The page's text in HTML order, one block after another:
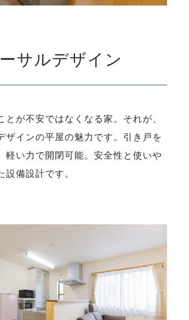
サルデザイン
とが不安ではなくなる家。それが、
ザインの平屋の魅力です。引き戸を
軽い力で開閉可能。安全性と使いや
設備設計です。